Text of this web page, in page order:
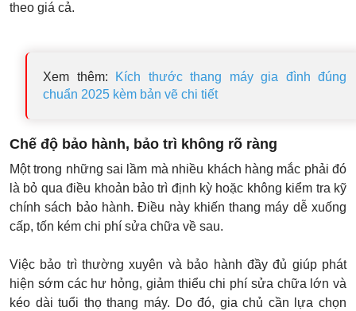
theo giá cả.
Xem thêm:
Kích thước thang máy gia đình đúng
chuẩn 2025 kèm bản vẽ chi tiết
Chế độ bảo hành, bảo trì không rõ ràng
Một trong những sai lầm mà nhiều khách hàng mắc phải đó
là bỏ qua điều khoản bảo trì định kỳ hoặc không kiểm tra kỹ
chính sách bảo hành. Điều này khiến thang máy dễ xuống
cấp, tốn kém chi phí sửa chữa về sau.
Việc bảo trì thường xuyên và bảo hành đầy đủ giúp phát
hiện sớm các hư hỏng, giảm thiểu chi phí sửa chữa lớn và
kéo dài tuổi thọ thang máy. Do đó, gia chủ cần lựa chọn